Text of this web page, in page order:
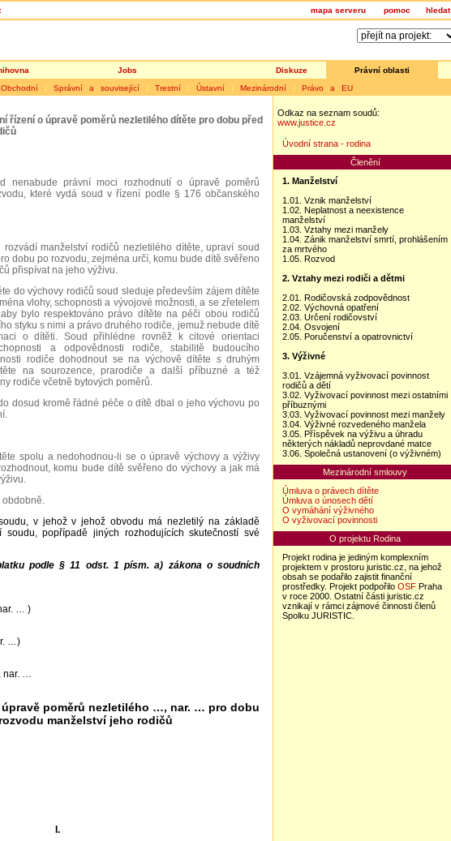
mapa serveru pomoc hledat
Jobs Diskuze
Právní oblasti
Obchodní | Správní a související | Trestní | Ústavní | Mezinárodní | Právo a EU
řízení o úpravě poměrů nezletilého dítěte pro dobu před
nenabude právní moci rozhodnutí o úpravě poměrů
které vydá soud v řízení podle § 176 občanského
manželství rodičů nezletilého dítěte, upraví soud
dobu po rozvodu, zejména určí, komu bude dítě svěřeno
přispívat na jeho výživu.
do výchovy rodičů soud sleduje především zájem dítěte
vlohy, schopnosti a vývojové možnosti, a se zřetelem
bylo respektováno právo dítěte na péči obou rodičů
styku s nimi a právo druhého rodiče, jemuž nebude dítě
o dítěti. Soud přihlédne rovněž k citové orientaci
a odpovědnosti rodiče, stabilitě budoucího
rodiče dohodnout se na výchově dítěte s druhým
na sourozence, prarodiče a další příbuzné a též
rodiče včetně bytových poměrů.
dosud kromě řádné péče o dítě dbal o jeho výchovu po
spolu a nedohodnou-li se o úpravě výchovy a výživy
komu bude dítě svěřeno do výchovy a jak má
obdobně.
v jehož v jehož obvodu má nezletilý na základě
popřípadě jiných rozhodujících skutečností své
podle § 11 odst. 1 písm. a) zákona o soudních
… )
…)
nar. …
úpravě poměrů nezletilého …, nar. … pro dobu
manželství jeho rodičů
I.
Odkaz na seznam soudů:
www.justice.cz
Úvodní strana - rodina
Členění
1. Manželství
1.01. Vznik manželství
1.02. Neplatnost a neexistence
manželství
1.03. Vztahy mezi manžely
1.04. Zánik manželství smrtí, prohlášením
za mrtvého
1.05. Rozvod
2. Vztahy mezi rodiči a dětmi
2.01. Rodičovská zodpovědnost
2.02. Výchovná opatření
2.03. Určení rodičovství
2.04. Osvojení
2.05. Poručenství a opatrovnictví
3. Výživné
3.01. Vzájemná vyživovací povinnost
rodičů a dětí
3.02. Vyživovací povinnost mezi ostatními
příbuznými
3.03. Vyživovací povinnost mezi manžely
3.04. Výživné rozvedeného manžela
3.05. Příspěvek na výživu a úhradu
některých nákladů neprovdané matce
3.06. Společná ustanovení (o výživném)
Mezinárodní smlouvy
Úmluva o právech dítěte
Úmluva o únosech dětí
O vymáhání výživného
O vyživovací povinnosti
O projektu Rodina
Projekt rodina je jediným komplexním
projektem v prostoru juristic.cz, na jehož
obsah se podařilo zajistit finanční
prostředky. Projekt podpořilo OSF Praha
v roce 2000. Ostatní části juristic.cz
vznikají v rámci zájmové činnosti členů
Spolku JURISTIC.